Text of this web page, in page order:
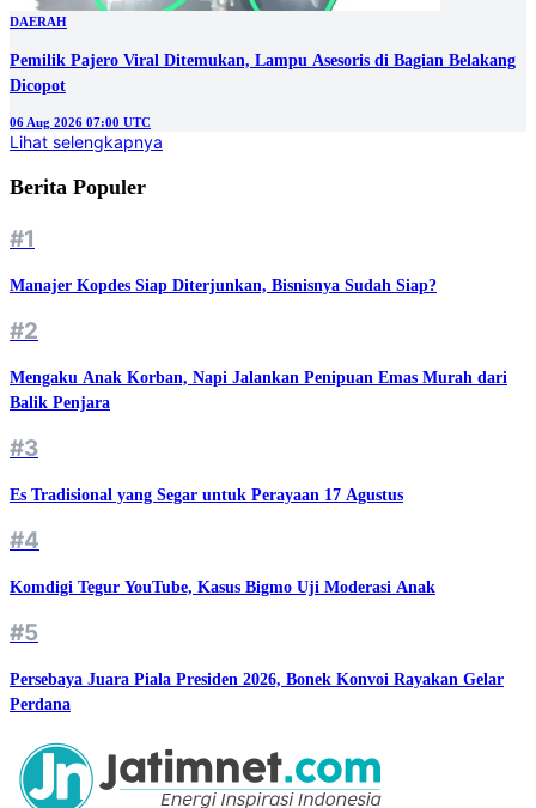
DAERAH
Pemilik Pajero Viral Ditemukan, Lampu Asesoris di Bagian Belakang
Dicopot
06 Aug 2026 07:00 UTC
Lihat selengkapnya
Berita Populer
#1
Manajer Kopdes Siap Diterjunkan, Bisnisnya Sudah Siap?
#2
Mengaku Anak Korban, Napi Jalankan Penipuan Emas Murah dari
Balik Penjara
#3
Es Tradisional yang Segar untuk Perayaan 17 Agustus
#4
Komdigi Tegur YouTube, Kasus Bigmo Uji Moderasi Anak
#5
Persebaya Juara Piala Presiden 2026, Bonek Konvoi Rayakan Gelar
Perdana